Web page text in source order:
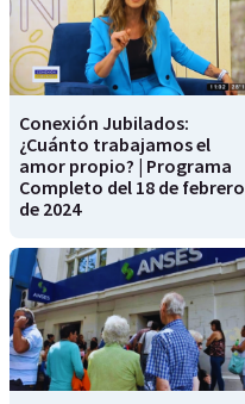
Conexión Jubilados:
¿Cuánto trabajamos el
amor propio? | Programa
Completo del 18 de febrero
de 2024